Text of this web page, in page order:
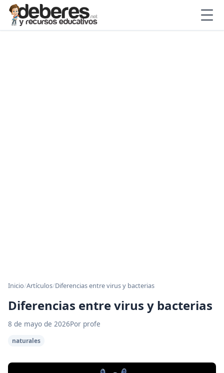
Inicio/Artículos/Diferencias entre virus y bacterias
Diferencias entre virus y bacterias
8 de mayo de 2026Por profe
naturales